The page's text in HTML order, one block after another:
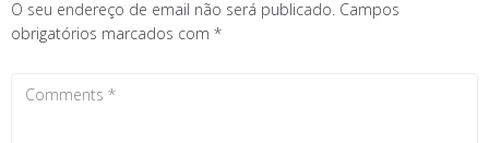
O seu endereço de email não será publicado. Campos
obrigatórios marcados com *